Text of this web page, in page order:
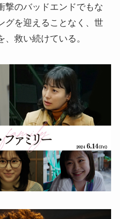
撃のバッドエンドでもな
グを迎えることなく、世
救い続けている。